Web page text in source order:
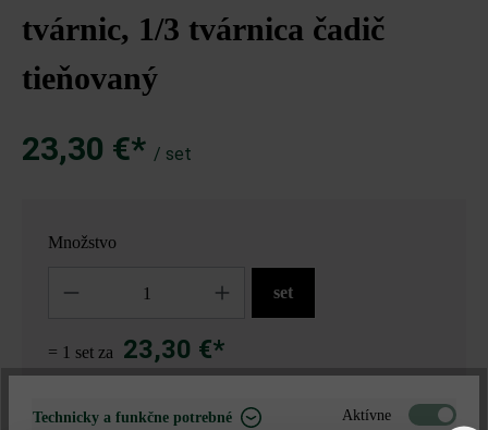
tvárnic, 1/3 tvárnica čadič
tieňovaný
23,30 €* / set
Množstvo
set
= 1 set za 23,30 €*
Technicky a funkčne potrebné Aktívne